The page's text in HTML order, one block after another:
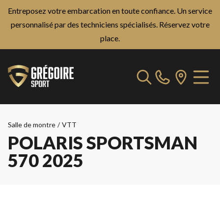
Entreposez votre embarcation en toute confiance. Un service
personnalisé par des techniciens spécialisés. Réservez votre
place.
Salle de montre / VTT
POLARIS SPORTSMAN
570 2025